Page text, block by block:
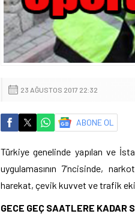
23 AĞUSTOS 2017 22:32
ABONE OL
Türkiye genelinde yapılan ve
uygulamasının 7’ncisinde,
harekat, çevik kuvvet ve trafik
GECE GEÇ SAATLERE KADAR